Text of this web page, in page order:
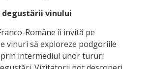
degustării vinului
Române îi invită pe
vinuri să exploreze podgoriile
prin intermediul unor tururi